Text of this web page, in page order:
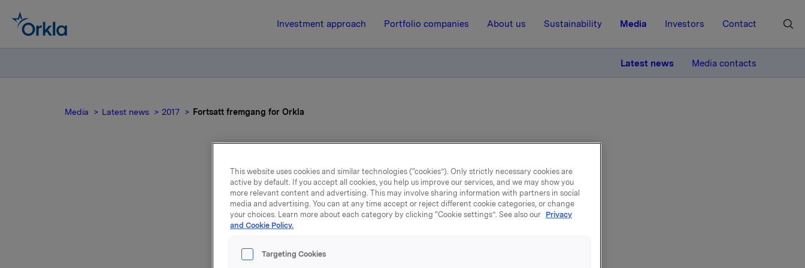
Investment approach Portfolio companies About us Sustainability Media Investors Contact
Latest news Media contacts
Media Latest news 2017 Fortsatt fremgang for Orkla
Fortsatt fremgang for Orkla
Orklas driftsresultat (EBIT adj.) økte med 8 % og endte på 1.267 mill. kroner i 3.
This website uses cookies and similar technologies (“cookies”). Only strictly necessary cookies are
active by default. If you accept all cookies, you help us improve our services, and we may show you
more relevant content and advertising. This may involve sharing information with partners in social
media and advertising. You can at any time accept or reject different cookie categories, or change
your choices. Learn more about each category by clicking “Cookie settings”. See also our Privacy
and Cookie Policy.
Targeting Cookies